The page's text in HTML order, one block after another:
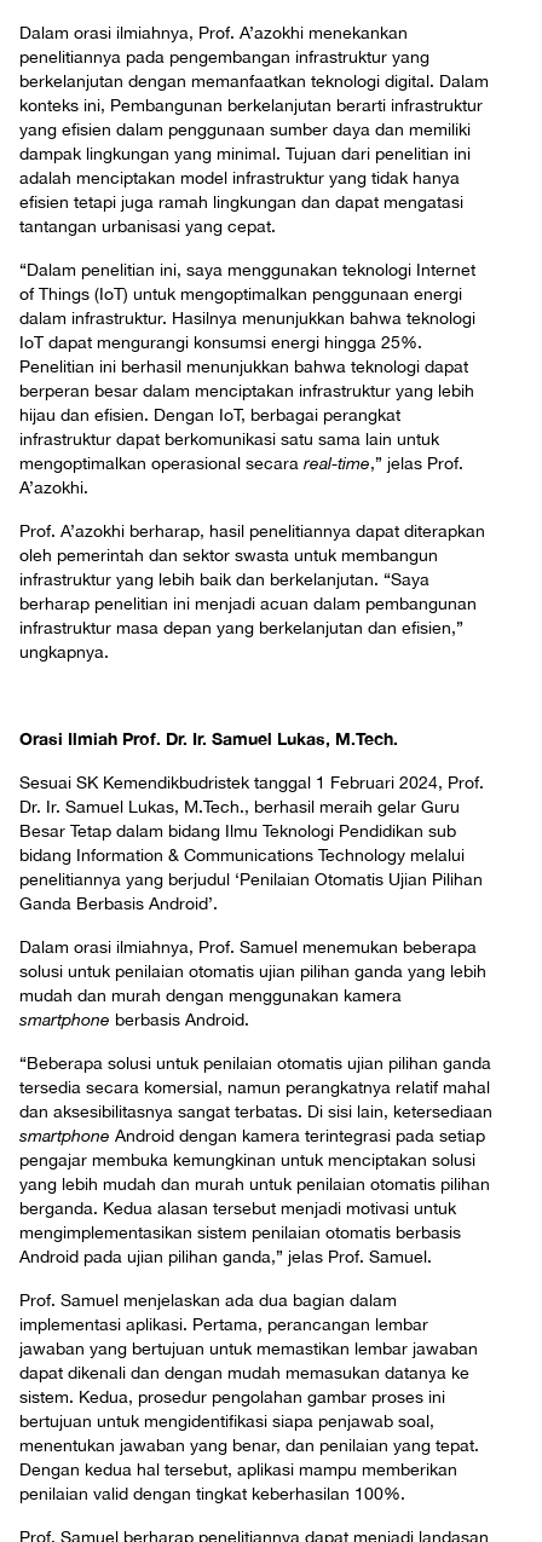
Dalam orasi ilmiahnya, Prof. A’azokhi menekankan
penelitiannya pada pengembangan infrastruktur yang
berkelanjutan dengan memanfaatkan teknologi digital. Dalam
konteks ini, Pembangunan berkelanjutan berarti infrastruktur
yang efisien dalam penggunaan sumber daya dan memiliki
dampak lingkungan yang minimal. Tujuan dari penelitian ini
adalah menciptakan model infrastruktur yang tidak hanya
efisien tetapi juga ramah lingkungan dan dapat mengatasi
tantangan urbanisasi yang cepat.
“Dalam penelitian ini, saya menggunakan teknologi Internet
of Things (IoT) untuk mengoptimalkan penggunaan energi
dalam infrastruktur. Hasilnya menunjukkan bahwa teknologi
IoT dapat mengurangi konsumsi energi hingga 25%.
Penelitian ini berhasil menunjukkan bahwa teknologi dapat
berperan besar dalam menciptakan infrastruktur yang lebih
hijau dan efisien. Dengan IoT, berbagai perangkat
infrastruktur dapat berkomunikasi satu sama lain untuk
mengoptimalkan operasional secara real-time,” jelas Prof.
A’azokhi.
Prof. A’azokhi berharap, hasil penelitiannya dapat diterapkan
oleh pemerintah dan sektor swasta untuk membangun
infrastruktur yang lebih baik dan berkelanjutan. “Saya
berharap penelitian ini menjadi acuan dalam pembangunan
infrastruktur masa depan yang berkelanjutan dan efisien,”
ungkapnya.
Orasi Ilmiah Prof. Dr. Ir. Samuel Lukas, M.Tech.
Sesuai SK Kemendikbudristek tanggal 1 Februari 2024, Prof.
Dr. Ir. Samuel Lukas, M.Tech., berhasil meraih gelar Guru
Besar Tetap dalam bidang Ilmu Teknologi Pendidikan sub
bidang Information & Communications Technology melalui
penelitiannya yang berjudul ‘Penilaian Otomatis Ujian Pilihan
Ganda Berbasis Android’.
Dalam orasi ilmiahnya, Prof. Samuel menemukan beberapa
solusi untuk penilaian otomatis ujian pilihan ganda yang lebih
mudah dan murah dengan menggunakan kamera
smartphone berbasis Android.
“Beberapa solusi untuk penilaian otomatis ujian pilihan ganda
tersedia secara komersial, namun perangkatnya relatif mahal
dan aksesibilitasnya sangat terbatas. Di sisi lain, ketersediaan
smartphone Android dengan kamera terintegrasi pada setiap
pengajar membuka kemungkinan untuk menciptakan solusi
yang lebih mudah dan murah untuk penilaian otomatis pilihan
berganda. Kedua alasan tersebut menjadi motivasi untuk
mengimplementasikan sistem penilaian otomatis berbasis
Android pada ujian pilihan ganda,” jelas Prof. Samuel.
Prof. Samuel menjelaskan ada dua bagian dalam
implementasi aplikasi. Pertama, perancangan lembar
jawaban yang bertujuan untuk memastikan lembar jawaban
dapat dikenali dan dengan mudah memasukan datanya ke
sistem. Kedua, prosedur pengolahan gambar proses ini
bertujuan untuk mengidentifikasi siapa penjawab soal,
menentukan jawaban yang benar, dan penilaian yang tepat.
Dengan kedua hal tersebut, aplikasi mampu memberikan
penilaian valid dengan tingkat keberhasilan 100%.
Prof. Samuel berharap penelitiannya dapat menjadi landasan